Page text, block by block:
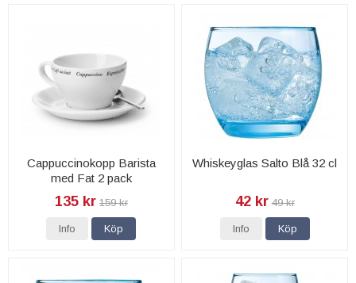
Cappuccinokopp Barista
med Fat 2 pack
135 kr 159 kr
Info Köp
Whiskeyglas Salto Blå 32 cl
42 kr 49 kr
Info Köp